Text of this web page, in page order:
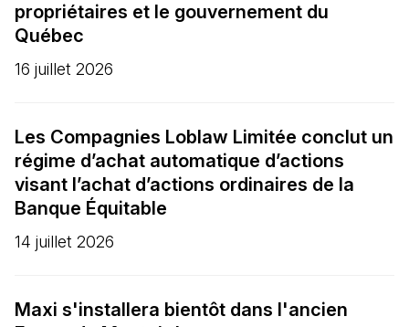
propriétaires et le gouvernement du
Québec
16 juillet 2026
Les Compagnies Loblaw Limitée conclut un
régime d’achat automatique d’actions
visant l’achat d’actions ordinaires de la
Banque Équitable
14 juillet 2026
Maxi s'installera bientôt dans l'ancien